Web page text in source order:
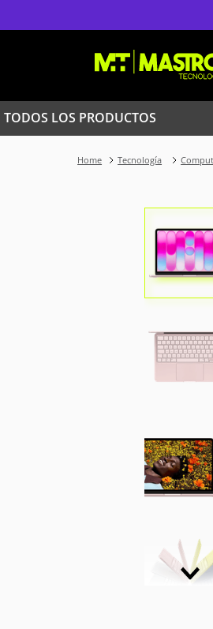
TODOS LOS PRODUCTOS
Tecnología
Iphone
Iphone 15 Pro Max